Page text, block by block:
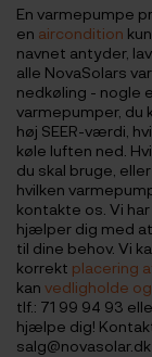
En varmepumpe
en aircondition
navnet antyder,
alle NovaSolars
nedkøling - nogle
varmepumper, du
høj SEER-værdi,
køle luften ned.
du skal bruge,
hvilken
kontakte os. Vi
hjælper dig med
til dine behov. Vi
korrekt placering
kan vedligholde
tlf.: 71 99 94 93
hjælpe dig!